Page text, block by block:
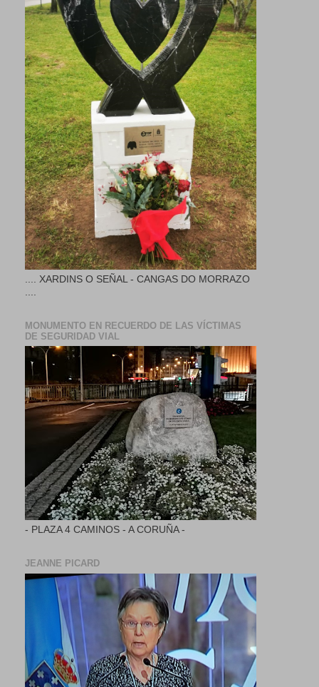
.... XARDINS O SEÑAL - CANGAS DO MORRAZO
MONUMENTO EN RECUERDO DE LAS VÍCTIMAS
DE SEGURIDAD VIAL
- PLAZA 4 CAMINOS - A CORUÑA -
JEANNE PICARD